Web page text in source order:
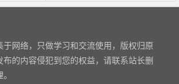
于网络，只做学习和交流使用，版权归原
布的内容侵犯到您的权益，请联系站长删